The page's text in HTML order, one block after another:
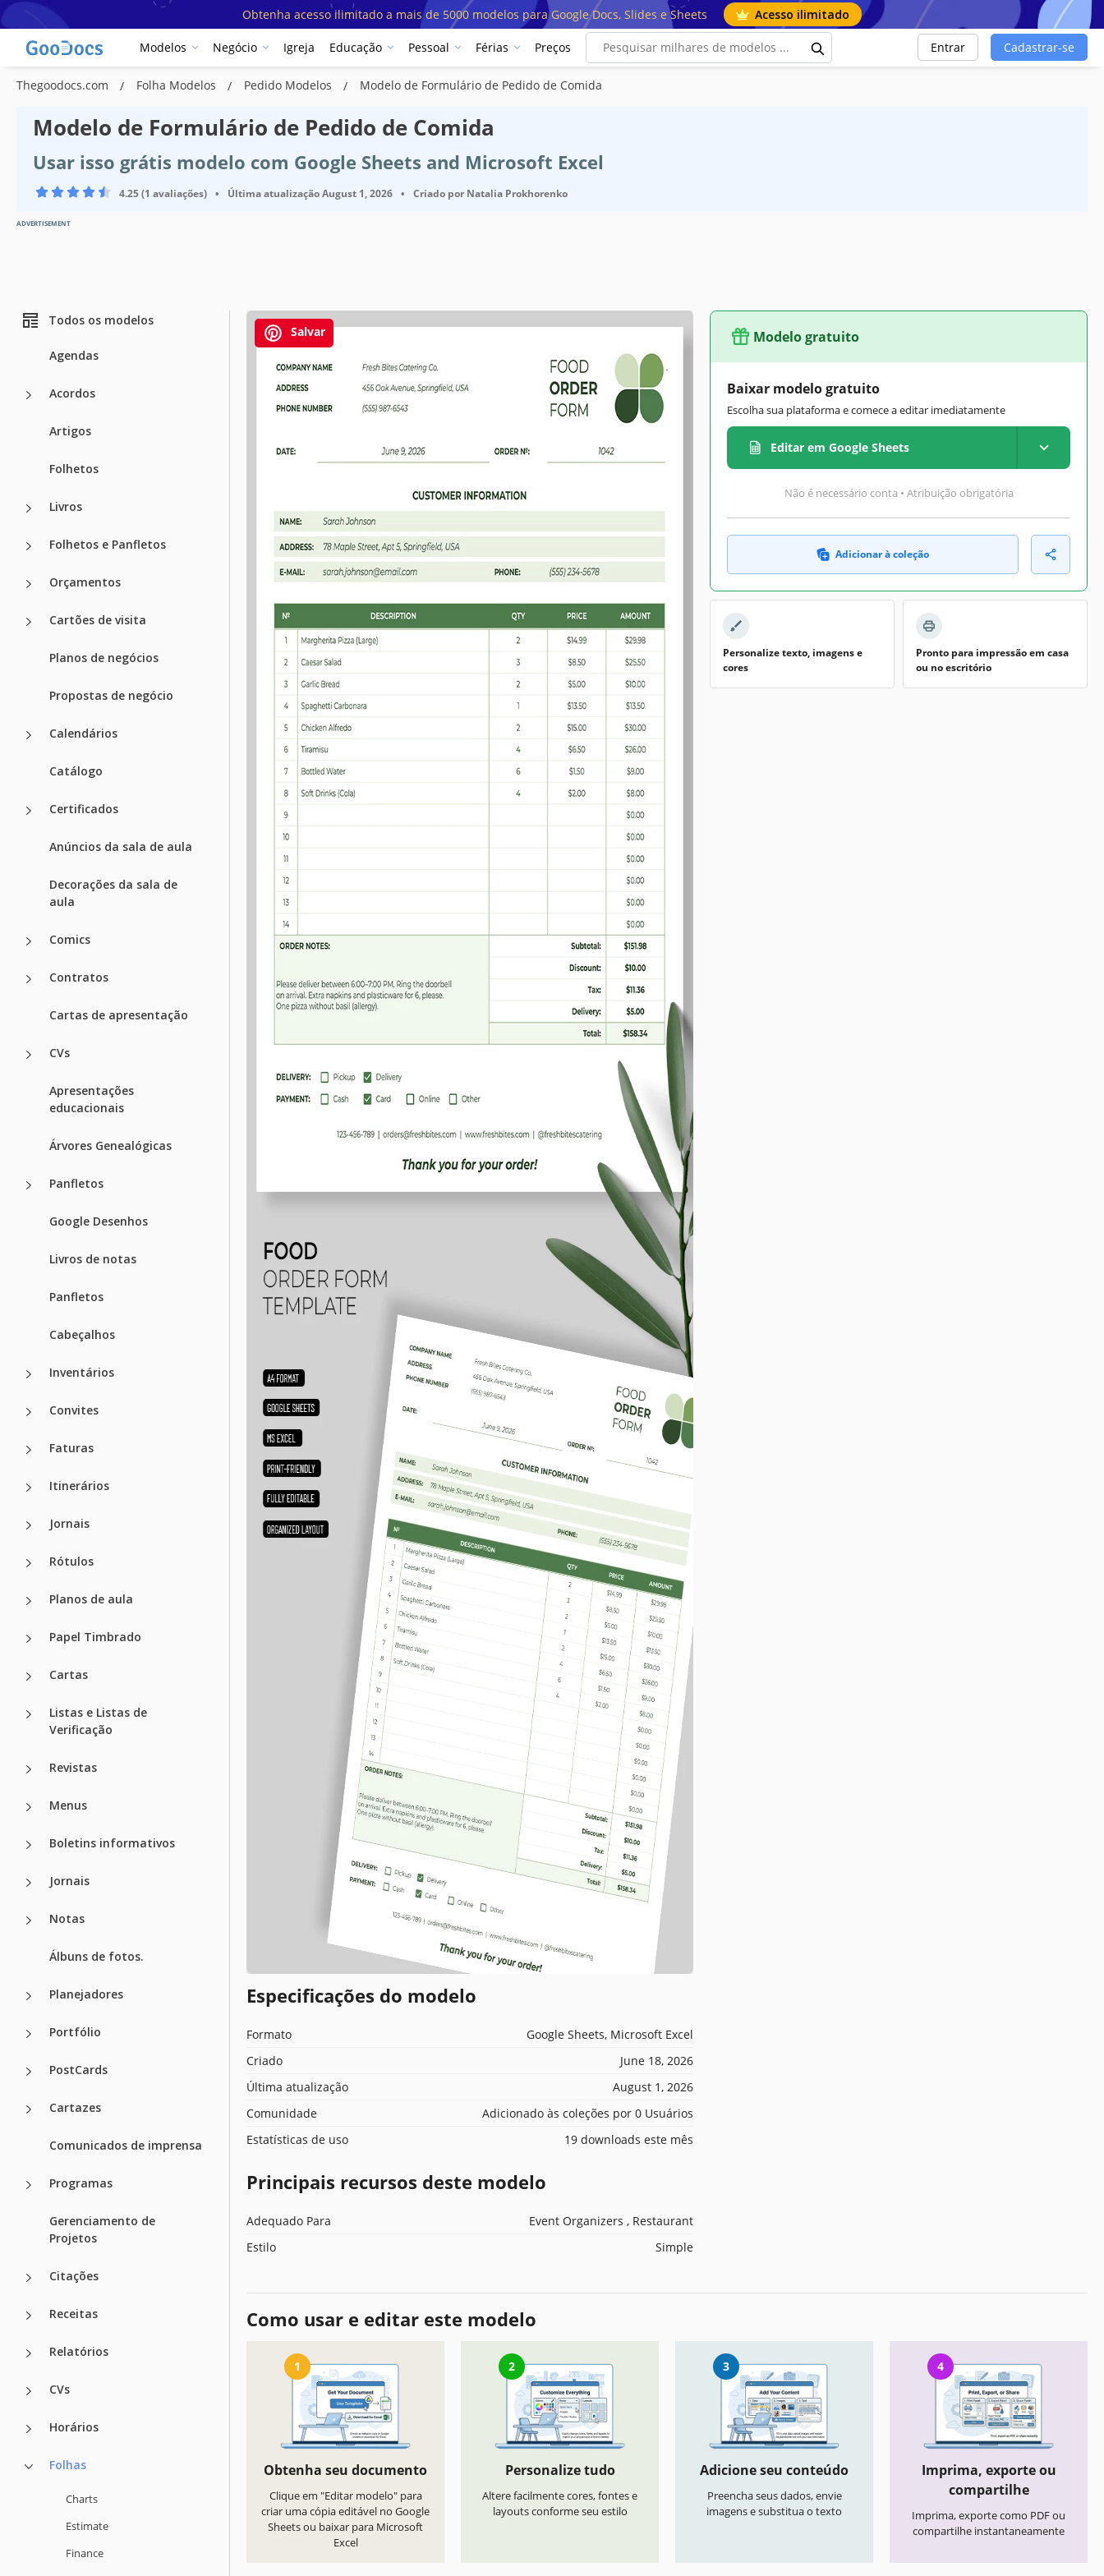
Obtenha acesso ilimitado a mais de 5000 modelos para Google Docs, Slides e Sheets Acesso ilimitado
Modelos Negócio Igreja Educação Pessoal Férias Preços Entrar Cadastrar-se
Thegoodocs.com Folha Modelos Pedido Modelos Modelo de Formulário de Pedido de Comida
Modelo de Formulário de Pedido de Comida
Usar isso grátis modelo com Google Sheets and Microsoft Excel
4.25 (1 avaliações) • Última atualizaçãoAugust 1, 2026 • Criado por Natalia Prokhorenko
ADVERTISEMENT
Todos os modelos
Agendas
Acordos
Artigos
Folhetos
Livros
Folhetos e Panfletos
Orçamentos
Cartões de visita
Planos de negócios
Propostas de negócio
Calendários
Catálogo
Certificados
Anúncios da sala de aula
Decorações da sala de
aula
Comics
Contratos
Cartas de apresentação
CVs
Apresentações
educacionais
Árvores Genealógicas
Panfletos
Google Desenhos
Livros de notas
Panfletos
Cabeçalhos
Inventários
Convites
Faturas
Itinerários
Jornais
Rótulos
Planos de aula
Papel Timbrado
Cartas
Listas e Listas de
Verificação
Revistas
Menus
Boletins informativos
Jornais
Notas
Álbuns de fotos.
Planejadores
Portfólio
PostCards
Cartazes
Comunicados de imprensa
Programas
Gerenciamento de
Projetos
Citações
Receitas
Relatórios
CVs
Horários
Folhas
Charts
Estimate
Finance
Salvar
Especificações do modelo
Formato
Google Sheets, Microsoft Excel
Criado
June 18, 2026
Última atualização
August 1, 2026
Comunidade
Adicionado às coleções por 0 Usuários
Estatísticas de uso
19 downloads este mês
Principais recursos deste modelo
Adequado Para
Event Organizers , Restaurant
Estilo
Simple
Modelo gratuito
Baixar modelo gratuito
Escolha sua plataforma e comece a editar imediatamente
Editar em Google Sheets
Não é necessário conta • Atribuição obrigatória
Adicionar à coleção
Personalize texto, imagens e
cores
Pronto para impressão em casa
ou no escritório
Como usar e editar este modelo
1
Obtenha seu documento
Clique em "Editar modelo" para
criar uma cópia editável no Google
Sheets ou baixar para Microsoft
Excel
2
Personalize tudo
Altere facilmente cores, fontes e
layouts conforme seu estilo
3
Adicione seu conteúdo
Preencha seus dados, envie
imagens e substitua o texto
4
Imprima, exporte ou
compartilhe
Imprima, exporte como PDF ou
compartilhe instantaneamente